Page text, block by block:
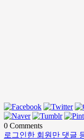
0 Comments
로그인한 회원만 댓글